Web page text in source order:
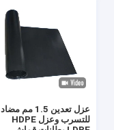
عزل تعدين 1.5 مم مضاد
للتسرب وعزل HDPE